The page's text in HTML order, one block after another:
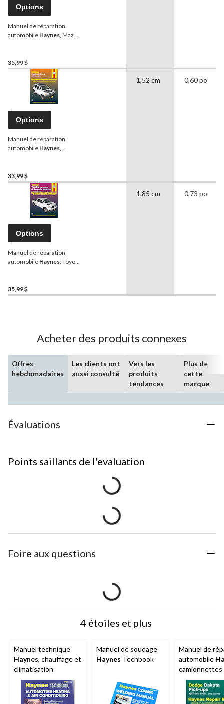
Options
Manuel de réparation
automobile Haynes, Mazda
35,99 $
Options
Manuel de réparation
automobile Haynes,
33,99 $
1,52 cm 0,60 po
Options
Manuel de réparation
automobile Haynes, Toyota
92179
35,99 $
1,85 cm 0,73 po
Acheter des produits connexes
Offres
hebdomadaires
Les clients ont
aussi consulté
Vers les
produits
tendances
Plus de
cette
marque
Évaluations
Points saillants de l'evaluation
Foire aux questions
4 étoiles et plus
Manuel technique
Haynes, chauffage et
climatisation
Manuel de soudage
Haynes Techbook
Manuel de
automobile
camionnettes
Dakota 1987
30020